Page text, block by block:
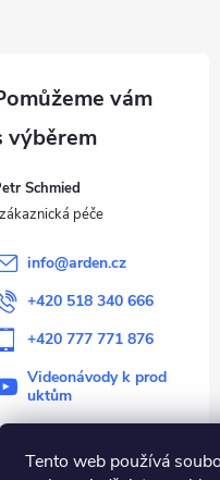
Tento web používá
Schmied
info@arden.cz
+420 518 340 666
+420 777 771 876
Videonávody k prod
uktům